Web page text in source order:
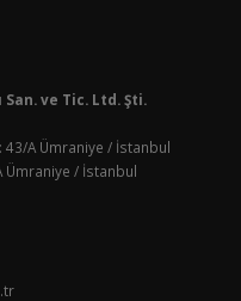
ve Tic. Ltd. Şti.
43/A Ümraniye / İstanbul
Ümraniye / İstanbul